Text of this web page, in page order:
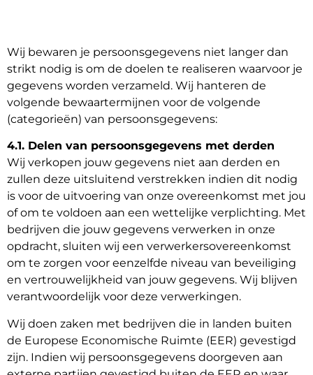
Wij bewaren je persoonsgegevens niet langer dan
strikt nodig is om de doelen te realiseren waarvoor je
gegevens worden verzameld. Wij hanteren de
volgende bewaartermijnen voor de volgende
(categorieën) van persoonsgegevens:
4.1. Delen van persoonsgegevens met derden
Wij verkopen jouw gegevens niet aan derden en
zullen deze uitsluitend verstrekken indien dit nodig
is voor de uitvoering van onze overeenkomst met jou
of om te voldoen aan een wettelijke verplichting. Met
bedrijven die jouw gegevens verwerken in onze
opdracht, sluiten wij een verwerkersovereenkomst
om te zorgen voor eenzelfde niveau van beveiliging
en vertrouwelijkheid van jouw gegevens. Wij blijven
verantwoordelijk voor deze verwerkingen.
Wij doen zaken met bedrijven die in landen buiten
de Europese Economische Ruimte (EER) gevestigd
zijn. Indien wij persoonsgegevens doorgeven aan